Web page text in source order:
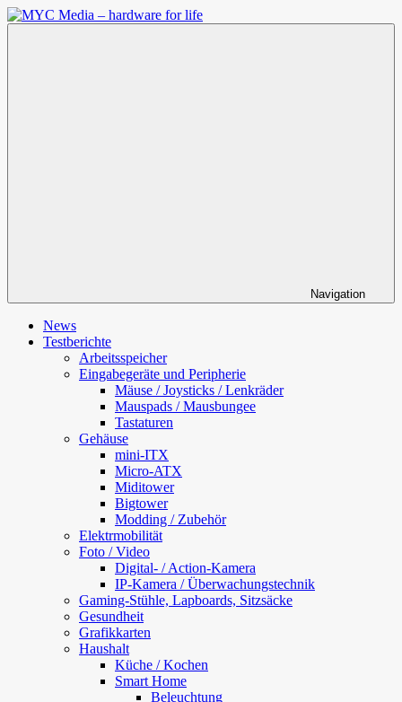
Zum
Inhalt
Navigation
News
Testberichte
Arbeitsspeicher
Eingabegeräte und Peripherie
Mäuse / Joysticks / Lenkräder
Mauspads / Mausbungee
Tastaturen
Gehäuse
mini-ITX
Micro-ATX
Miditower
Bigtower
Modding / Zubehör
Elektrmobilität
Foto / Video
Digital- / Action-Kamera
IP-Kamera / Überwachungstechnik
Gaming-Stühle, Lapboards, Sitzsäcke
Gesundheit
Grafikkarten
Haushalt
Küche / Kochen
Smart Home
Beleuchtung